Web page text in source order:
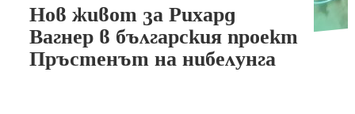
Нов живот за Рихард
Вагнер в българския проект
Пръстенът на нибелунга